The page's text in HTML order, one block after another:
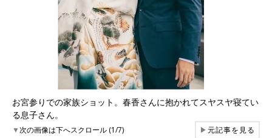
お宮参りでの家族ショット。春香さんに抱かれてスヤスヤ寝てい
る息子さん。
▼次の画像は下へスクロール (1/7) ▶元記事を見る